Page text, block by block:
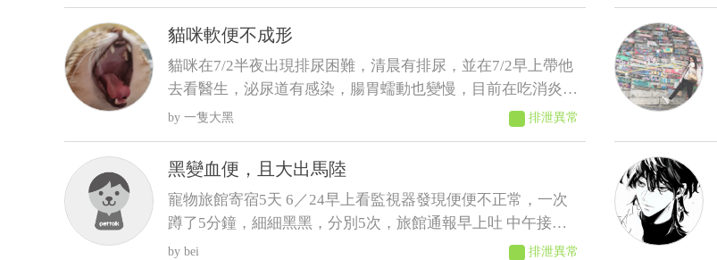
貓咪軟便不成形
貓咪在7/2半夜出現排尿困難，清晨有排尿，並在7/2早上帶他
去看醫生，泌尿道有感染，腸胃蠕動也變慢，目前在吃消炎藥
和胃藥，昨日貓咪排便時軟便但有成型，而今日排便軟便並未
樣是有成型的
一隻大黑 排泄異常
黑變血便，且大出馬陸
寵物旅館寄宿5天 6／24早上看監視器發現便便不正常，一次
蹲了5分鐘，細細黑黑，分別5次，旅館通報早上吐 中午接
回，回來不進食，只喝水，且晚間拉了2次黑便〔帶紅果凍型
bei 排泄異常